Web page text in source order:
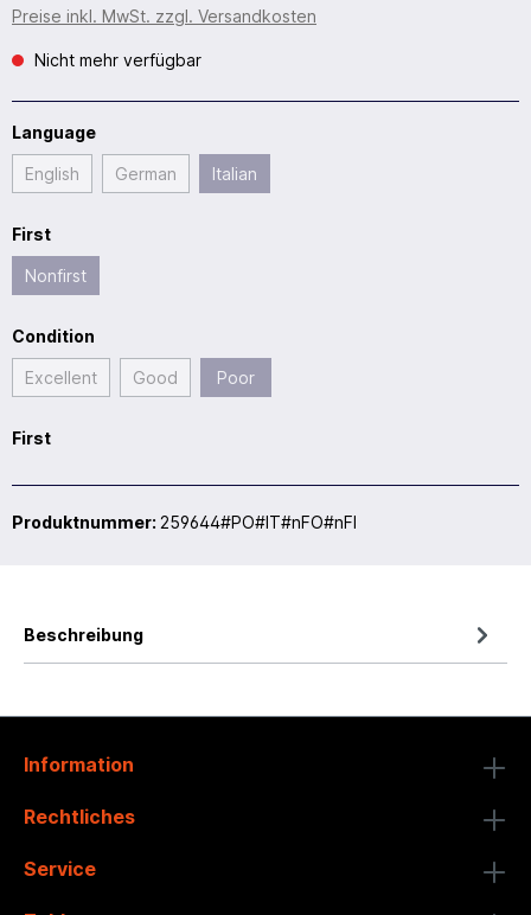
Preise inkl. MwSt. zzgl. Versandkosten
Nicht mehr verfügbar
Language
English German Italian
First
Nonfirst
Condition
Excellent Good Poor
First
Produktnummer: 259644#PO#IT#nFO#nFI
Beschreibung
Information
Rechtliches
Service